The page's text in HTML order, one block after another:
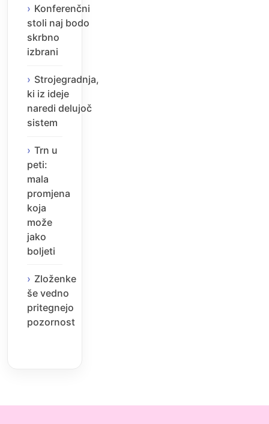
Konferenčni
stoli naj bodo
skrbno
izbrani
Strojegradnja,
ki iz ideje
naredi delujoč
sistem
Trn u
peti:
mala
promjena
koja
može
jako
boljeti
Zloženke
še vedno
pritegnejo
pozornost